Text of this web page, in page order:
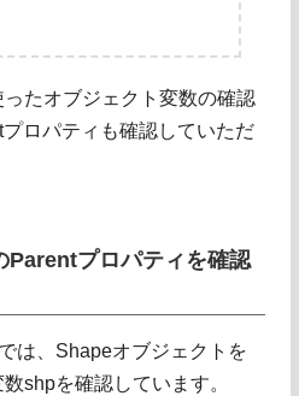
たオブジェクト変数の確認
ロパティも確認していただ
Parentプロパティを確認
は、Shapeオブジェクトを
shpを確認しています。